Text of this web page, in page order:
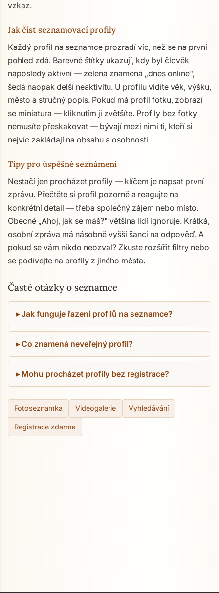
vzkaz.
Jak číst seznamovací profily
Každý profil na seznamce prozradí víc, než se na první
pohled zdá. Barevné štítky ukazují, kdy byl člověk
naposledy aktivní — zelená znamená „dnes online",
šedá naopak delší neaktivitu. U profilu vidíte věk, výšku,
město a stručný popis. Pokud má profil fotku, zobrazí
se miniatura — kliknutím ji zvětšíte. Profily bez fotky
nemusíte přeskakovat — bývají mezi nimi ti, kteří si
nejvíc zakládají na obsahu a osobnosti.
Tipy pro úspěšné seznámení
Nestačí jen procházet profily — klíčem je napsat první
zprávu. Přečtěte si profil pozorně a reagujte na
konkrétní detail — třeba společný zájem nebo místo.
Obecné „Ahoj, jak se máš?" většina lidí ignoruje. Krátká,
osobní zpráva má násobně vyšší šanci na odpověď. A
pokud se vám nikdo neozval? Zkuste rozšířit filtry nebo
se podívejte na profily z jiného města.
Časté otázky o seznamce
Jak funguje řazení profilů na seznamce?
Co znamená neveřejný profil?
Mohu procházet profily bez registrace?
Fotoseznamka Videogalerie Vyhledávání
Registrace zdarma